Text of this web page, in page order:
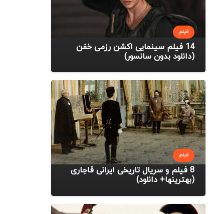
فیلم
14 فیلم سینمایی اکشن رزمی خفن
(دانلود بدون سانسور)
فیلم
8 فیلم و سریال تاریخی ایرانی قاجاری
(بهترینها+ دانلود)